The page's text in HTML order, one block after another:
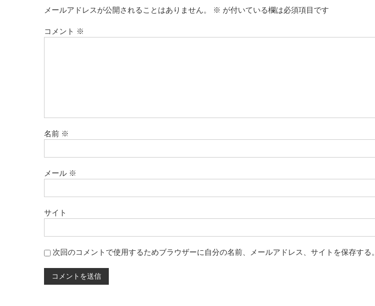
メールアドレスが公開されることはありません。 ※ が付いている欄は必須項目です
コメント ※
名前 ※
メール ※
サイト
次回のコメントで使用するためブラウザーに自分の名前、メールアドレス、サイトを保存する。